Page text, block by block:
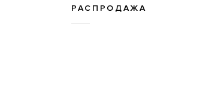
РАСПРОДАЖА